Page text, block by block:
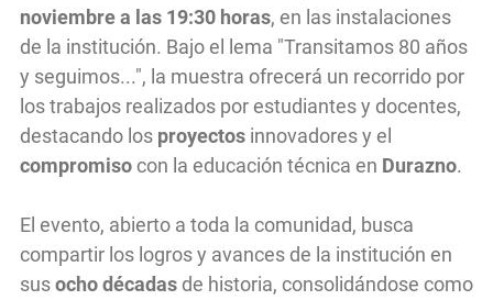
noviembre a las 19:30 horas, en las instalaciones
de la institución. Bajo el lema "Transitamos 80 años
y seguimos...", la muestra ofrecerá un recorrido por
los trabajos realizados por estudiantes y docentes,
destacando los proyectos innovadores y el
compromiso con la educación técnica en Durazno.
El evento, abierto a toda la comunidad, busca
compartir los logros y avances de la institución en
susocho décadas de historia, consolidándose como